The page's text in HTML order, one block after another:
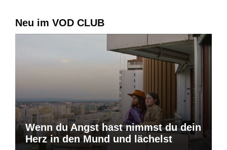
Neu im VOD CLUB
Wenn du Angst hast nimmst du dein
Herz in den Mund und lächelst